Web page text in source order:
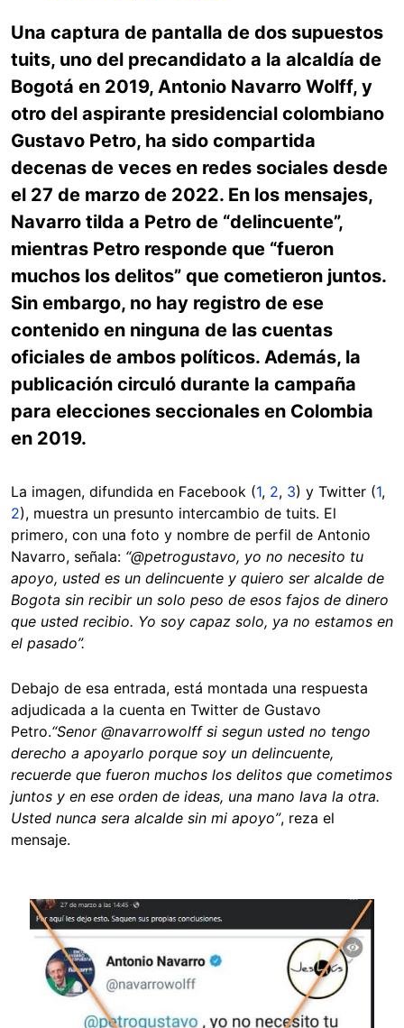
Una captura de pantalla de dos supuestos
tuits, uno del precandidato a la alcaldía de
Bogotá en 2019, Antonio Navarro Wolff, y
otro del aspirante presidencial colombiano
Gustavo Petro, ha sido compartida
decenas de veces en redes sociales desde
el 27 de marzo de 2022. En los mensajes,
Navarro tilda a Petro de “delincuente”,
mientras Petro responde que “fueron
muchos los delitos” que cometieron juntos.
Sin embargo, no hay registro de ese
contenido en ninguna de las cuentas
oficiales de ambos políticos. Además, la
publicación circuló durante la campaña
para elecciones seccionales en Colombia
en 2019.
La imagen, difundida en Facebook (1, 2, 3) y Twitter (1,
2), muestra un presunto intercambio de tuits. El
primero, con una foto y nombre de perfil de Antonio
Navarro, señala: “@petrogustavo, yo no necesito tu
apoyo, usted es un delincuente y quiero ser alcalde de
Bogota sin recibir un solo peso de esos fajos de dinero
que usted recibio. Yo soy capaz solo, ya no estamos en
el pasado”.
Debajo de esa entrada, está montada una respuesta
adjudicada a la cuenta en Twitter de Gustavo
Petro.“Senor @navarrowolff si segun usted no tengo
derecho a apoyarlo porque soy un delincuente,
recuerde que fueron muchos los delitos que cometimos
juntos y en ese orden de ideas, una mano lava la otra.
Usted nunca sera alcalde sin mi apoyo”, reza el
mensaje.
Image